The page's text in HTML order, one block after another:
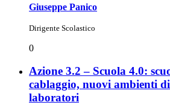
Giuseppe Panico
Dirigente Scolastico
0
Azione 3.2 – Scuola 4.0:
cablaggio, nuovi ambienti
laboratori